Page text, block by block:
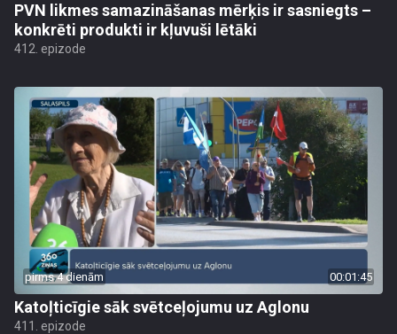
PVN likmes samazināšanas mērķis ir sasniegts –
konkrēti produkti ir kļuvuši lētāki
412. epizode
pirms 4 dienām 00:01:45
Katoļticīgie sāk svētceļojumu uz Aglonu
411. epizode